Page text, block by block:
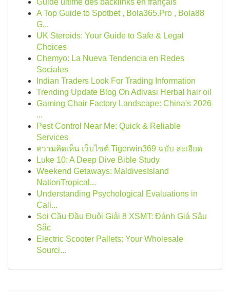
Guide ultime des backlinks en français
A Top Guide to Spotbet , Bola365.Pro , Bola88
G...
UK Steroids: Your Guide to Safe & Legal
Choices
Chemyo: La Nueva Tendencia en Redes
Sociales
Indian Traders Look For Trading Information
Trending Update Blog On Adivasi Herbal hair oil
Gaming Chair Factory Landscape: China's 2026
...
Pest Control Near Me: Quick & Reliable
Services
ความคิดเห็น เว็บไซต์ Tigerwin369 ฉบับ ละเอียด
Luke 10: A Deep Dive Bible Study
Weekend Getaways: MaldivesIsland
NationTropical...
Understanding Psychological Evaluations in
Cali...
Soi Cầu Đầu Đuôi Giải 8 XSMT: Đánh Giá Sâu
Sắc
Electric Scooter Pallets: Your Wholesale
Sourci...